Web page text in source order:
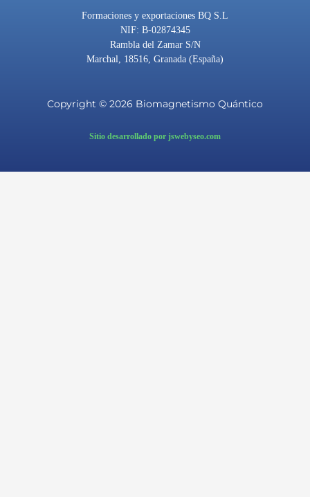
Formaciones y exportaciones BQ S.L
NIF: B-02874345
Rambla del Zamar S/N
Marchal, 18516, Granada (España)
Copyright © 2026 Biomagnetismo Quántico
Sitio desarrollado por jswebyseo.com